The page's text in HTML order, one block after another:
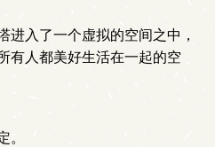
入了一个虚拟的空间之中，
有人都美好生活在一起的空
。